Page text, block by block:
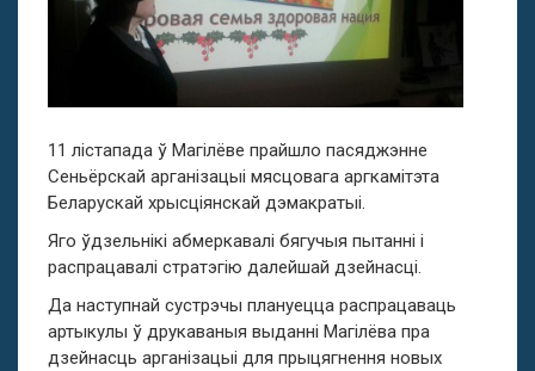
11 лістапада ў Магілёве прайшло пасяджэнне
Сеньёрскай арганізацыі мясцовага аргкамітэта
Беларускай хрысціянскай дэмакратыі.
Яго ўдзельнікі абмеркавалі бягучыя пытанні і
распрацавалі стратэгію далейшай дзейнасці.
Да наступнай сустрэчы плануецца распрацаваць
артыкулы ў друкаваныя выданні Магілёва пра
дзейнасць арганізацыі для прыцягнення новых